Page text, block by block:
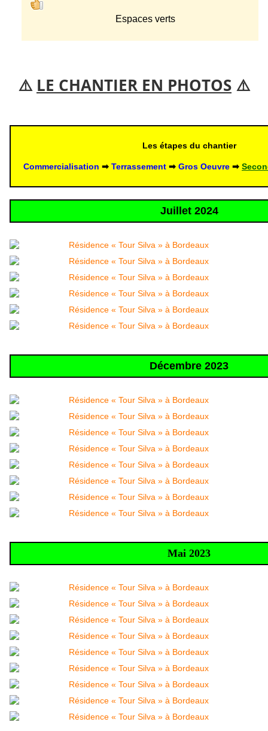
Espaces verts
⚠️ LE CHANTIER EN PHOTOS ⚠️
Les étapes du chantier
Commercialisation ➡ Terrassement ➡ Gros Oeuvre ➡
Juillet 2024
Décembre 2023
Mai 2023